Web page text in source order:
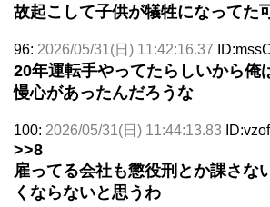
故起こして子供が犠牲になってた
96: 2026/05/31(日) 11:42:16.37
20年運転手やってたらしいから俺
慢心があったんだろうな
100: 2026/05/31(日) 11:44:13.83
>>8
雇ってる会社も懲役刑とか課さな
くならないと思うわ